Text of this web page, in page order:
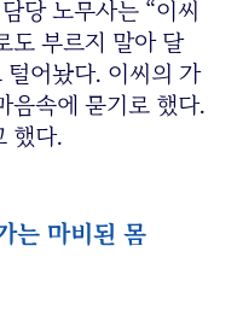
당 노무사는 “이씨
도 부르지 말아 달
털어놨다. 이씨의 가
음속에 묻기로 했다.
했다.
는 마비된 몸